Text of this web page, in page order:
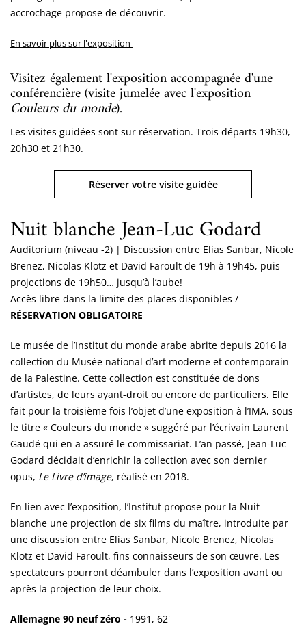
accrochage propose de découvrir.
En savoir plus sur l'exposition
Visitez également l'exposition accompagnée d'une
conférencière (visite jumelée avec l'exposition
Couleurs du monde).
Les visites guidées sont sur réservation. Trois départs 19h30,
20h30 et 21h30.
Réserver votre visite guidée
Nuit blanche Jean-Luc Godard
Auditorium (niveau -2) | Discussion entre Elias Sanbar, Nicole
Brenez, Nicolas Klotz et David Faroult de 19h à 19h45, puis
projections de 19h50… jusqu’à l’aube!
Accès libre dans la limite des places disponibles /
RÉSERVATION OBLIGATOIRE
Le musée de l’Institut du monde arabe abrite depuis 2016 la
collection du Musée national d’art moderne et contemporain
de la Palestine. Cette collection est constituée de dons
d’artistes, de leurs ayant-droit ou encore de particuliers. Elle
fait pour la troisième fois l’objet d’une exposition à l’IMA, sous
le titre « Couleurs du monde » suggéré par l’écrivain Laurent
Gaudé qui en a assuré le commissariat. L’an passé, Jean-Luc
Godard décidait d’enrichir la collection avec son dernier
opus, Le Livre d’image, réalisé en 2018.
En lien avec l’exposition, l’Institut propose pour la Nuit
blanche une projection de six films du maître, introduite par
une discussion entre Elias Sanbar, Nicole Brenez, Nicolas
Klotz et David Faroult, fins connaisseurs de son œuvre. Les
spectateurs pourront déambuler dans l’exposition avant ou
après la projection de leur choix.
Allemagne 90 neuf zéro - 1991, 62'